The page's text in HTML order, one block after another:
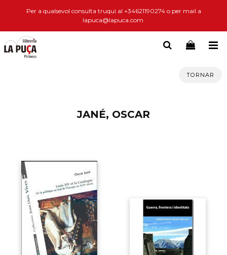
Per a qualsevol consulta truqui al +34621190274 o per mail a
lapuca@lapuca.com
TORNAR
JANÉ, OSCAR